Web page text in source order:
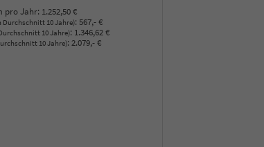
pro Jahr: 1.252,50 €
Durchschnitt 10 Jahre): 567,- €
10 Jahre): 1.346,62 €
10 Jahre): 2.079,- €